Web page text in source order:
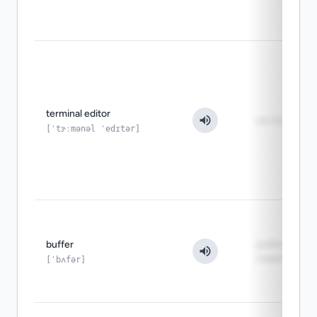
terminal editor
[ˈtɝːmənəl ˈedɪtər]
buffer
[ˈbʌfər]